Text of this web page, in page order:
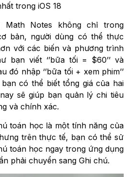
trong iOS 18
Notes không chỉ trong
bản, người dùng có thể thực
với các biến và phương trình
bạn viết ‘’bữa tối = $60’’ và
đó nhập ‘’bữa tối + xem phim’’
có thể biết tổng giá của hai
sẽ giúp bạn quản lý chi tiêu
và chính xác.
toán học là một tính năng của
trên thực tế, bạn có thể sử
toán học ngay trong ứng dụng
phải chuyển sang Ghi chú.